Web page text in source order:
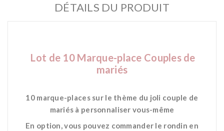
DÉTAILS DU PRODUIT
Lot de 10 Marque-place Couples de
mariés
10 marque-places sur le thème du joli couple de
mariés à personnaliser vous-même
En option, vous pouvez commander le rondin en